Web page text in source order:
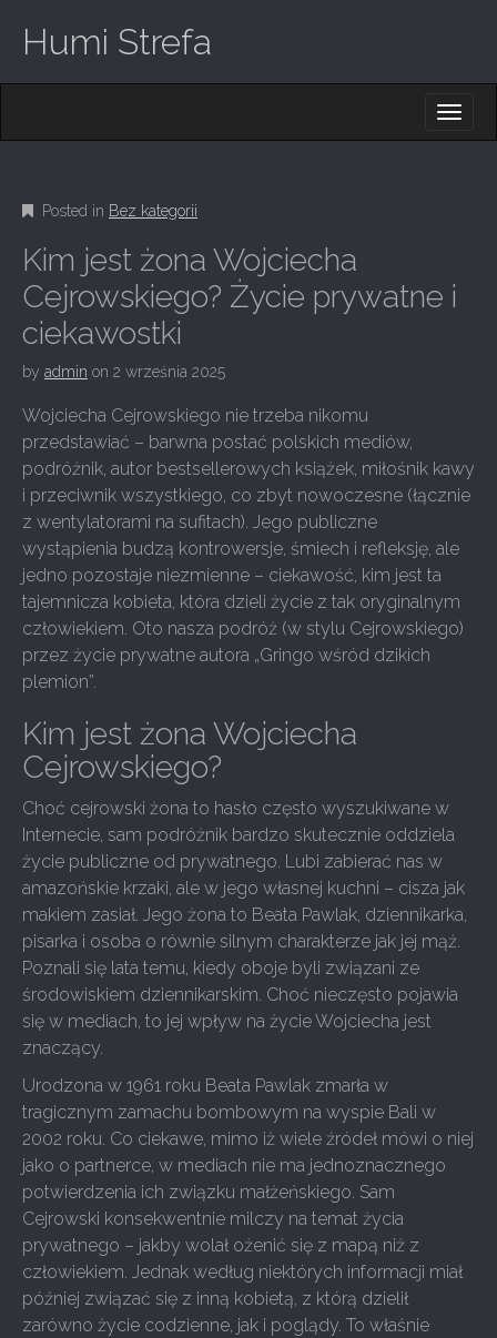
Humi Strefa
M
E
N
U
C
N
T
E
N
T
Posted in Bez kategorii
Kim jest żona Wojciecha
Cejrowskiego? Życie prywatne i
ciekawostki
by admin on 2 września 2025
Wojciecha Cejrowskiego nie trzeba nikomu
przedstawiać – barwna postać polskich mediów,
podróżnik, autor bestsellerowych książek, miłośnik kawy
i przeciwnik wszystkiego, co zbyt nowoczesne (łącznie
z wentylatorami na sufitach). Jego publiczne
wystąpienia budzą kontrowersje, śmiech i refleksję, ale
jedno pozostaje niezmienne – ciekawość, kim jest ta
tajemnicza kobieta, która dzieli życie z tak oryginalnym
człowiekiem. Oto nasza podróż (w stylu Cejrowskiego)
przez życie prywatne autora „Gringo wśród dzikich
plemion”.
Kim jest żona Wojciecha
Cejrowskiego?
Choć cejrowski żona to hasło często wyszukiwane w
Internecie, sam podróżnik bardzo skutecznie oddziela
życie publiczne od prywatnego. Lubi zabierać nas w
amazońskie krzaki, ale w jego własnej kuchni – cisza jak
makiem zasiał. Jego żona to Beata Pawlak, dziennikarka,
pisarka i osoba o równie silnym charakterze jak jej mąż.
Poznali się lata temu, kiedy oboje byli związani ze
środowiskiem dziennikarskim. Choć nieczęsto pojawia
się w mediach, to jej wpływ na życie Wojciecha jest
znaczący.
Urodzona w 1961 roku Beata Pawlak zmarła w
tragicznym zamachu bombowym na wyspie Bali w
2002 roku. Co ciekawe, mimo iż wiele źródeł mówi o niej
jako o partnerce, w mediach nie ma jednoznacznego
potwierdzenia ich związku małżeńskiego. Sam
Cejrowski konsekwentnie milczy na temat życia
prywatnego – jakby wolał ożenić się z mapą niż z
człowiekiem. Jednak według niektórych informacji miał
później związać się z inną kobietą, z którą dzielił
zarówno życie codzienne, jak i poglądy. To właśnie